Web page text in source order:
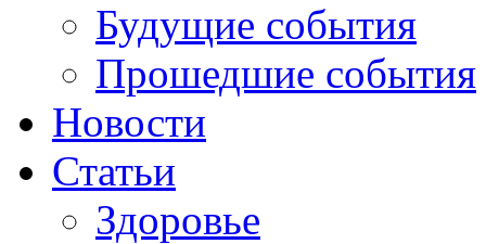
Будущие события
Прошедшие события
Новости
Статьи
Здоровье